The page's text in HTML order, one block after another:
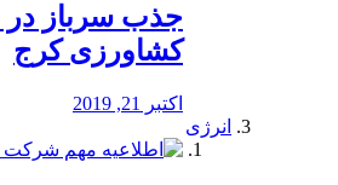
جذب سرباز در
کشاورزی کرج
اکتبر 21, 2019
انرژی